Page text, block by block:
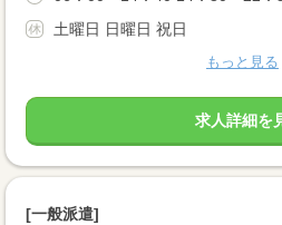
土曜日 日曜日 祝日
もっと見る
求人詳細を
[一般派遣]